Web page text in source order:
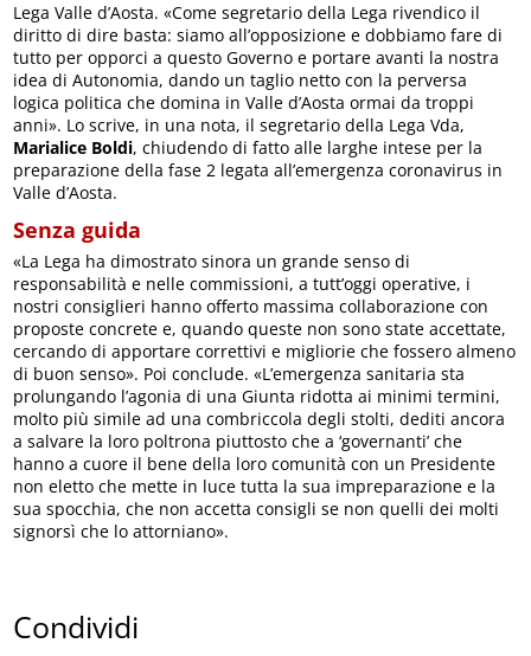
Lega Valle d’Aosta. «Come segretario della Lega rivendico il
diritto di dire basta: siamo all’opposizione e dobbiamo fare di
tutto per opporci a questo Governo e portare avanti la nostra
idea di Autonomia, dando un taglio netto con la perversa
logica politica che domina in Valle d’Aosta ormai da troppi
anni». Lo scrive, in una nota, il segretario della Lega Vda,
Marialice Boldi, chiudendo di fatto alle larghe intese per la
preparazione della fase 2 legata all’emergenza coronavirus in
Valle d’Aosta.
Senza guida
«La Lega ha dimostrato sinora un grande senso di
responsabilità e nelle commissioni, a tutt’oggi operative, i
nostri consiglieri hanno offerto massima collaborazione con
proposte concrete e, quando queste non sono state accettate,
cercando di apportare correttivi e migliorie che fossero almeno
di buon senso». Poi conclude. «L’emergenza sanitaria sta
prolungando l’agonia di una Giunta ridotta ai minimi termini,
molto più simile ad una combriccola degli stolti, dediti ancora
a salvare la loro poltrona piuttosto che a ‘governanti’ che
hanno a cuore il bene della loro comunità con un Presidente
non eletto che mette in luce tutta la sua impreparazione e la
sua spocchia, che non accetta consigli se non quelli dei molti
signorsì che lo attorniano».
Condividi